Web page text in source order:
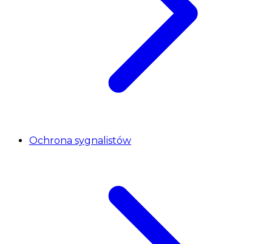
Ochrona sygnalistów